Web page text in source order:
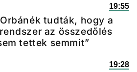
19:55
tudták, hogy a
az összedőlés
tettek semmit”
19:28